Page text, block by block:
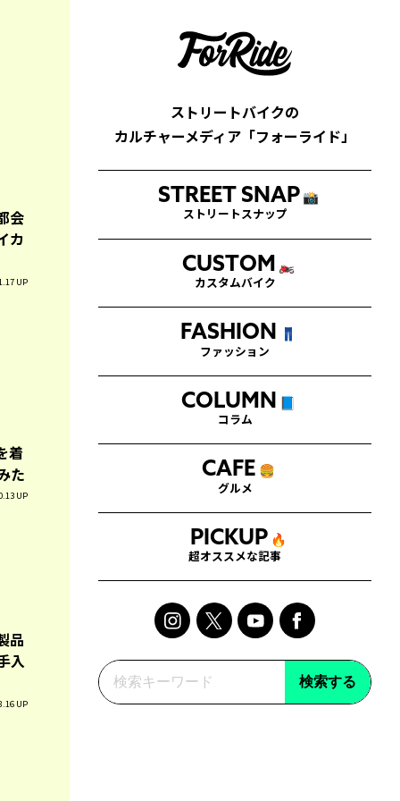
ストリートバイクの
カルチャーメディア「フォーライド」
STREET SNAP 📸
ストリートスナップ
CUSTOM 🏍
カスタムバイク
FASHION 👖
ファッション
COLUMN
コラム
CAFE 🍔
グルメ
PICKUP 🔥
超オススメな記事
検索する
会
カ
UP
着
た
UP
品
入
UP